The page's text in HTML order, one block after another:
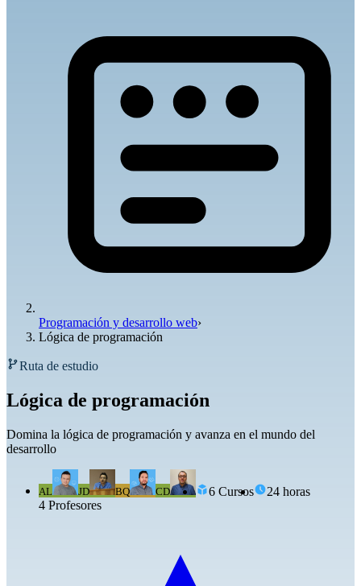
Programación y desarrollo web›
Lógica de programación
Ruta de estudio
Lógica de programación
Domina la lógica de programación y avanza en el mundo del
desarrollo
AL JD BQ CD
4 Profesores
6 Cursos 24 horas